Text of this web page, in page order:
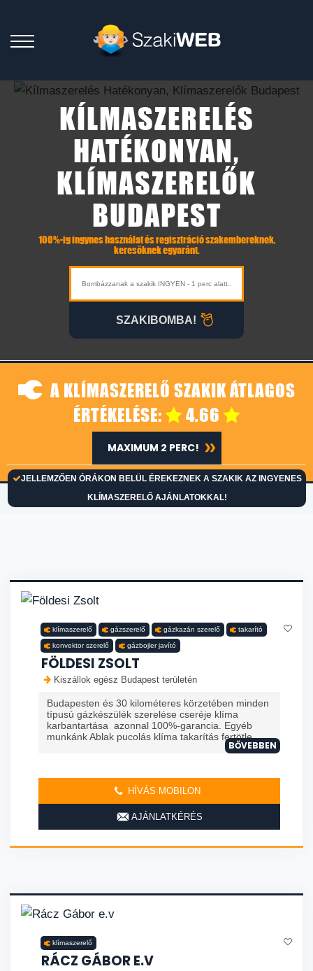
KÍLMASZERELÉS
HATÉKONYAN,
KLÍMASZERELŐK
BUDAPEST
100%-ig ingynes használat és regisztráció szakembereknek,
keresőknek egyaránt.
SZAKIBOMBA!
A KLÍMASZERELŐ SZAKIK ÁTLAGOS
ÉRTÉKELÉSE:
4.66
JELLEMZŐEN ÓRÁKON BELÜL ÉREKEZNEK A SZAKIK AZ INGYENES
KLÍMASZERELŐ AJÁNLATOKKAL!
MAXIMUM 2 PERC!
klímaszerelő gázszerelő gázkazán szerelő takarító
konvektor szerelő gázbojler javító
FÖLDESI ZSOLT
Kiszállok egész Budapest területén
Budapesten és 30 kilométeres körzetében minden
típusú gázkészülék szerelése cseréje klíma
karbantartása azonnal 100%-garancia. Egyéb
munkánk Ablak pucolás klíma takarítás fertötle...
BŐVEBBEN
HÍVÁS MOBILON
AJÁNLATKÉRÉS
klímaszerelő
RÁCZ GÁBOR E.V